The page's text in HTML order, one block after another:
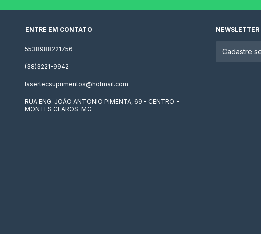
ENTRE EM CONTATO
5538988221756
(38)3221-9942
lasertecsuprimentos@hotmail.com
RUA ENG. JOÃO ANTONIO PIMENTA, 69 - CENTRO -
MONTES CLAROS-MG
NEWSLETTER